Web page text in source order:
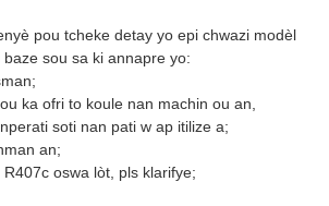
pou tcheke detay yo epi chwazi modèl
sou sa ki annapre yo:
ka ofri to koule nan machin ou an,
soti nan pati w ap itilize a;
an;
oswa lòt, pls klarifye;